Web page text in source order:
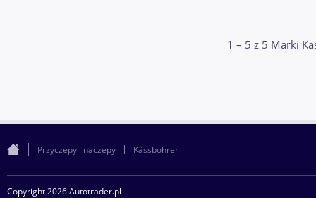
1 – 5 z 5 Marki
Przyczepy i naczepy Kässbohrer
Copyright 2026 Autotrader.pl